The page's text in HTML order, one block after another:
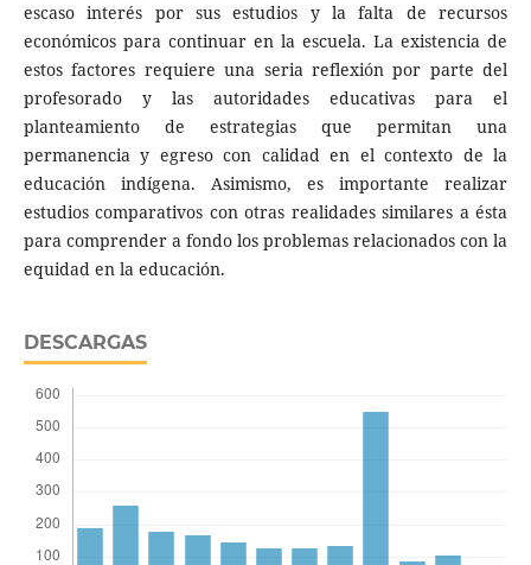
escaso interés por sus estudios y la falta de recursos
económicos para continuar en la escuela. La existencia de
estos factores requiere una seria reflexión por parte del
profesorado y las autoridades educativas para el
planteamiento de estrategias que permitan una
permanencia y egreso con calidad en el contexto de la
educación indígena. Asimismo, es importante realizar
estudios comparativos con otras realidades similares a ésta
para comprender a fondo los problemas relacionados con la
equidad en la educación.
DESCARGAS